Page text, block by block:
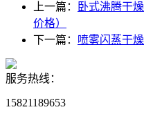
上一篇：
卧式沸腾干
价格）
下一篇： 喷雾闪蒸干
服务热线：
15821189653